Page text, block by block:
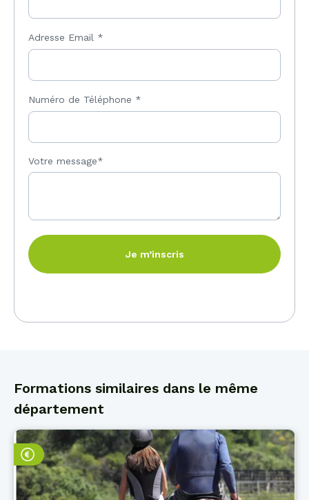
Adresse Email *
Numéro de Téléphone *
Votre message*
Je m’inscris
Formations similaires dans le même
département